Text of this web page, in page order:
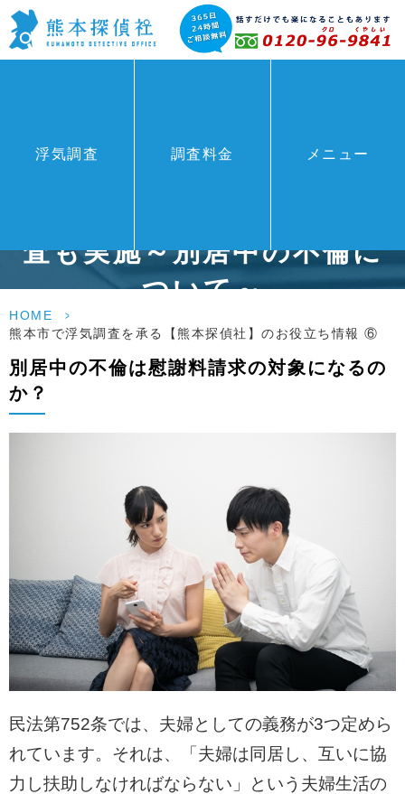
浮気調査 調査料金 メニュー
査も実施～別居中の不倫に
ついて～
HOME
>
熊本市で浮気調査を承る【熊本探偵社】のお役立ち情報 ⑥
別居中の不倫は慰謝料請求の対象になるの
か？
民法第752条では、夫婦としての義務が3つ定めら
れています。それは、「夫婦は同居し、互いに協
力し扶助しなければならない」という夫婦生活の